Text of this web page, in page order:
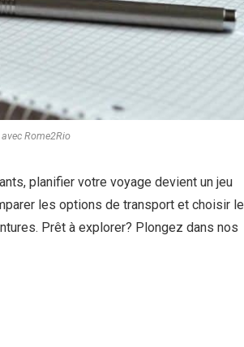
Rome2Rio
planifier votre voyage devient un jeu
les options de transport et choisir le
Prêt à explorer? Plongez dans nos